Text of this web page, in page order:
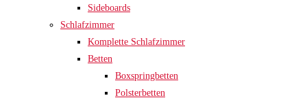
Sideboards
Schlafzimmer
Komplette Schlafzimmer
Betten
Boxspringbetten
Polsterbetten